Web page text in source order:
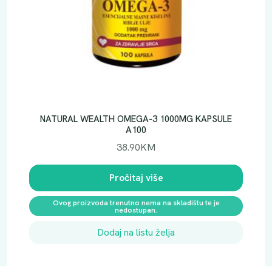
NATURAL WEALTH OMEGA-3 1000MG KAPSULE
A100
38.90KM
Pročitaj više
Ovog proizvoda trenutno nema na skladištu te je
nedostupan.
Dodaj na listu želja